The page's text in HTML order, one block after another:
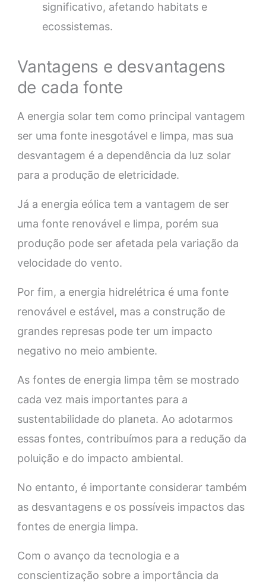
significativo, afetando habitats e
ecossistemas.
Vantagens e desvantagens
de cada fonte
A energia solar tem como principal vantagem
ser uma fonte inesgotável e limpa, mas sua
desvantagem é a dependência da luz solar
para a produção de eletricidade.
Já a energia eólica tem a vantagem de ser
uma fonte renovável e limpa, porém sua
produção pode ser afetada pela variação da
velocidade do vento.
Por fim, a energia hidrelétrica é uma fonte
renovável e estável, mas a construção de
grandes represas pode ter um impacto
negativo no meio ambiente.
As fontes de energia limpa têm se mostrado
cada vez mais importantes para a
sustentabilidade do planeta. Ao adotarmos
essas fontes, contribuímos para a redução da
poluição e do impacto ambiental.
No entanto, é importante considerar também
as desvantagens e os possíveis impactos das
fontes de energia limpa.
Com o avanço da tecnologia e a
conscientização sobre a importância da